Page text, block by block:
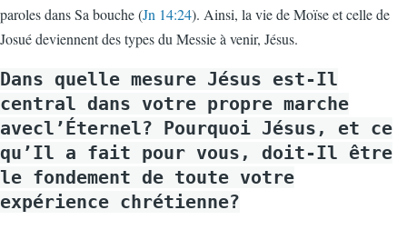
paroles dans Sa bouche (Jn 14:24). Ainsi, la vie de Moïse et celle de
Josué deviennent des types du Messie à venir, Jésus.
Dans quelle mesure Jésus est-Il
central dans votre propre marche
avecl’Éternel? Pourquoi Jésus, et ce
qu’Il a fait pour vous, doit-Il être
le fondement de toute votre
expérience chrétienne?